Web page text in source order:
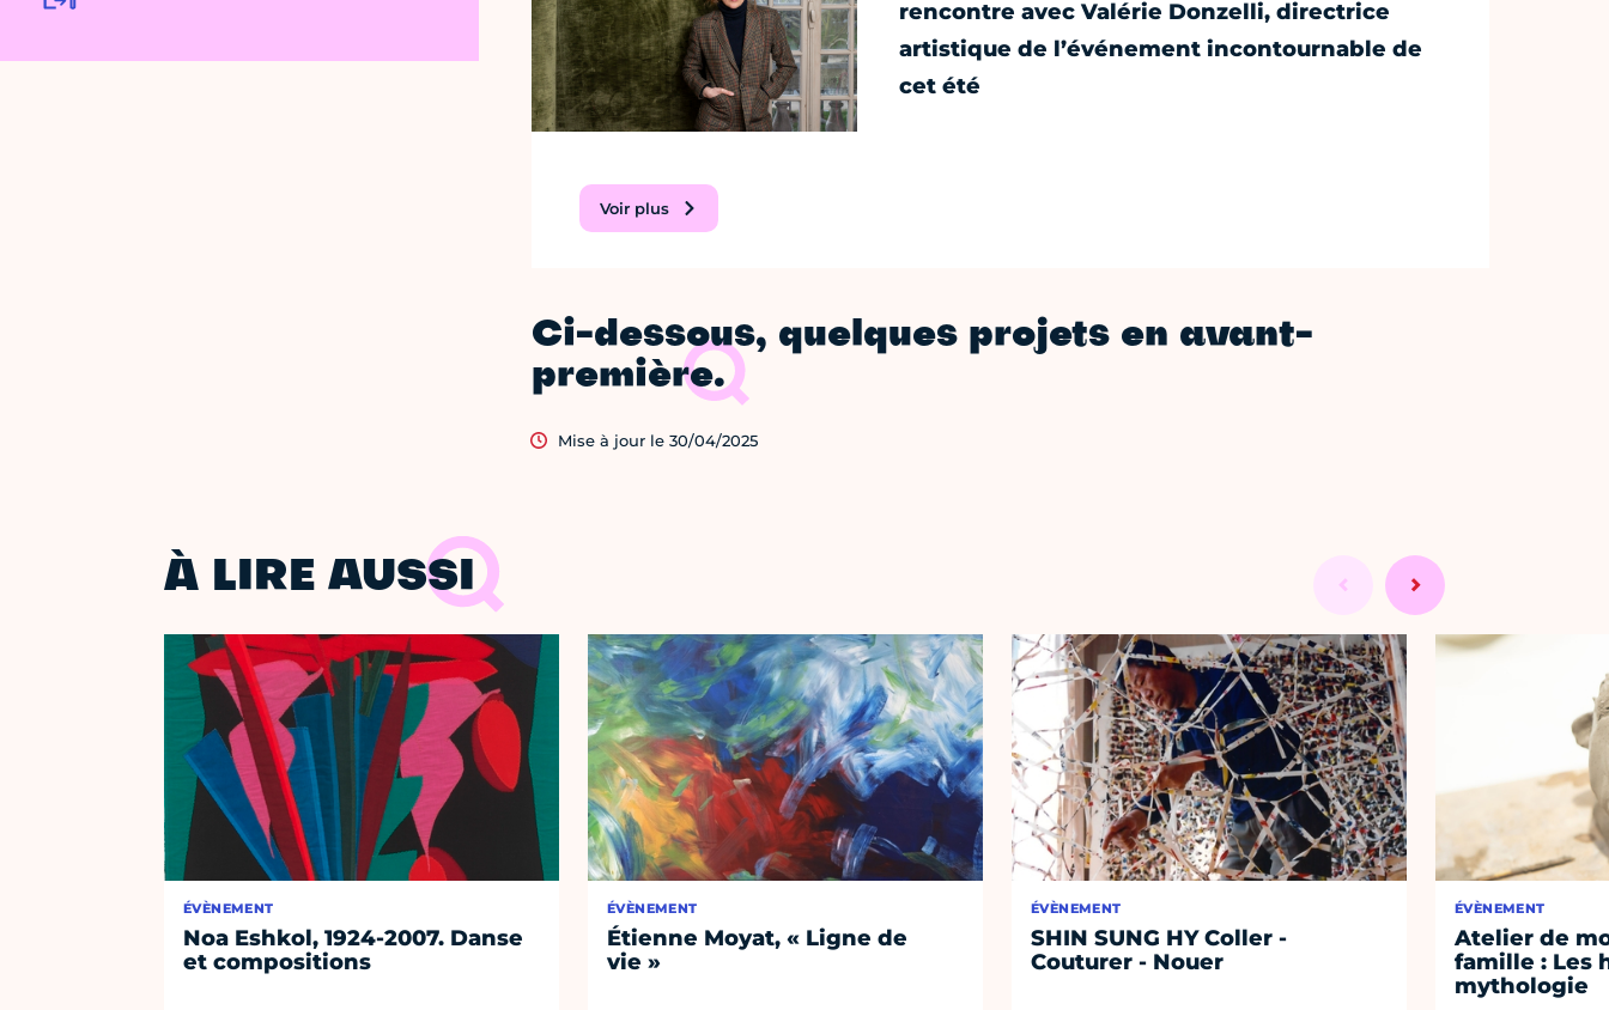
rencontre avec Valérie Donzelli, directrice
artistique de l’événement incontournable de
cet été
Voir plus
Ci-dessous, quelques projets en avant-
première.
Mise à jour le 30/04/2025
À LIRE AUSSI
ÉVÈNEMENT
Noa Eshkol, 1924-2007. Danse
et compositions
ÉVÈNEMENT
Étienne Moyat, « Ligne de
vie »
ÉVÈNEMENT
SHIN SUNG HY Coller -
Couturer - Nouer
ÉVÈNEMENT
Atelier de
famille : Les
mythologie